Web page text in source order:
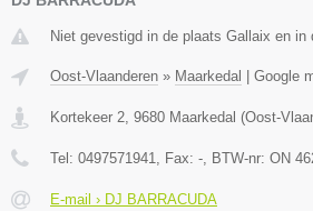
Niet gevestigd in de plaats Gallaix en in
Oost-Vlaanderen » Maarkedal | Google
Kortekeer 2 9680 Maarkedal (Oost-
Tel: 0497571941 , Fax: - , BTW-nr: ON
E-mail › DJ BARRACUDA